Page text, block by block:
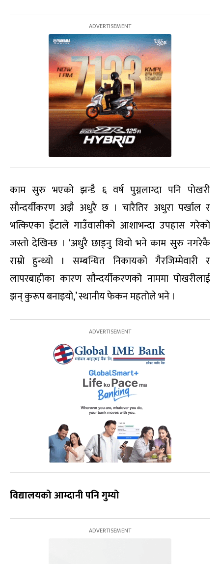
काम सुरु भएको झन्डै ६ वर्ष पुग्नलाग्दा पनि पोखरी
सौन्दर्यीकरण अझै अधुरै छ । चारैतिर अधुरा पर्खाल र
भत्किएका इँटाले गाउँवासीको आशाभन्दा उपहास गरेको
जस्तो देखिन्छ । ‘अधुरै छाड्नु थियो भने काम सुरु नगरेकै
राम्रो हुन्थ्यो । सम्बन्धित निकायको गैरजिम्मेवारी र
लापरबाहीका कारण सौन्दर्यीकरणको नाममा पोखरीलाई
झन् कुरूप बनाइयो,’ स्थानीय फेकन महतोले भने ।
विद्यालयको आम्दानी पनि गुम्यो